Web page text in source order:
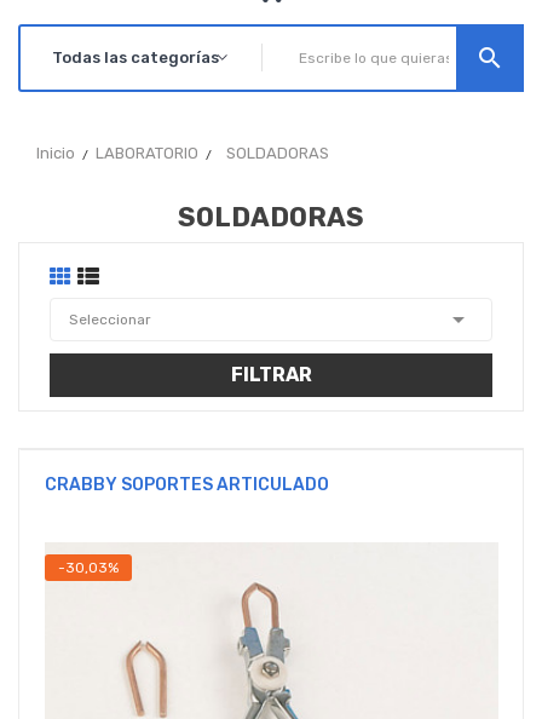
search
Inicio LABORATORIO SOLDADORAS
SOLDADORAS
Seleccionar 
FILTRAR
CRABBY SOPORTES ARTICULADO
-30,03%